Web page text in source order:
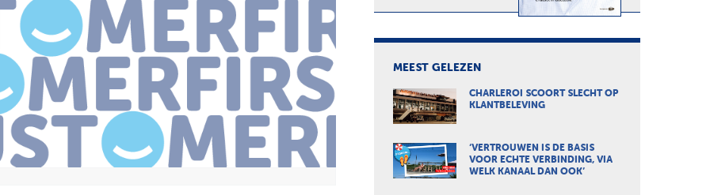
MEEST GELEZEN
CHARLEROI SCOORT SLECHT OP
KLANTBELEVING
‘VERTROUWEN IS DE BASIS
VOOR ECHTE VERBINDING, VIA
WELK KANAAL DAN OOK’